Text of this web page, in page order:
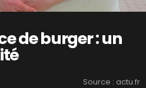
de burger : un
Source : actu.fr